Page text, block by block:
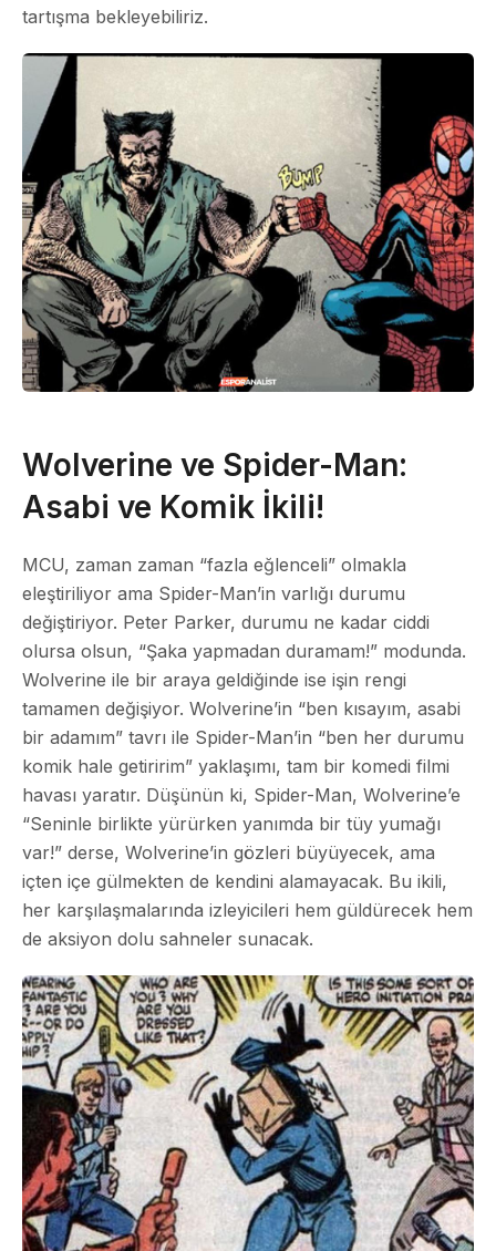
tartışma bekleyebiliriz.
Wolverine ve Spider-Man:
Asabi ve Komik İkili!
MCU, zaman zaman “fazla eğlenceli” olmakla
eleştiriliyor ama Spider-Man’in varlığı durumu
değiştiriyor. Peter Parker, durumu ne kadar ciddi
olursa olsun, “Şaka yapmadan duramam!” modunda.
Wolverine ile bir araya geldiğinde ise işin rengi
tamamen değişiyor. Wolverine’in “ben kısayım, asabi
bir adamım” tavrı ile Spider-Man’in “ben her durumu
komik hale getiririm” yaklaşımı, tam bir komedi filmi
havası yaratır. Düşünün ki, Spider-Man, Wolverine’e
“Seninle birlikte yürürken yanımda bir tüy yumağı
var!” derse, Wolverine’in gözleri büyüyecek, ama
içten içe gülmekten de kendini alamayacak. Bu ikili,
her karşılaşmalarında izleyicileri hem güldürecek hem
de aksiyon dolu sahneler sunacak.